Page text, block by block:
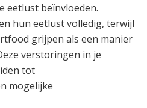
eetlust beïnvloeden.
hun eetlust volledig, terwijl
grijpen als een manier
verstoringen in je
tot
mogelijke